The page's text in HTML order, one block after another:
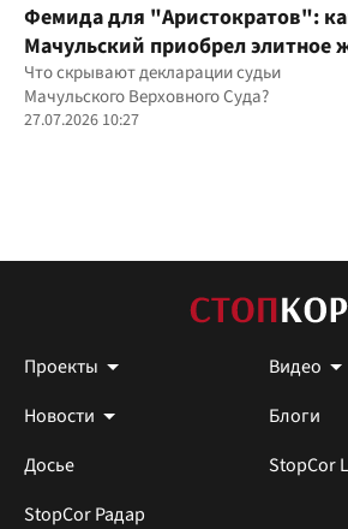
Фемида для "Аристократов":
Мачульский приобрел элитное
вердикта в пользу застройщика?
Что скрывают декларации судьи
Мачульского Верховного Суда?
27.07.2026 10:27
Проекты
Видео
Новости
Блоги
Досье
StopCor
StopCor Радар